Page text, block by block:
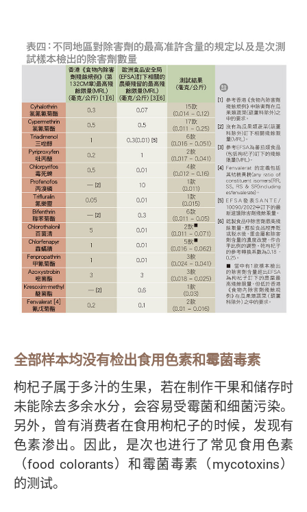
全部样本均没有检出食用色素和霉菌毒素
枸杞子属于多汁的生果，若在制作干果和储存时
未能除去多余水分，会容易受霉菌和细菌污染。
另外，曾有消费者在食用枸杞子的时候，发现有
色素渗出。因此，是次也进行了常见食用色素
（food colorants）和霉菌毒素（mycotoxins）
的测试。